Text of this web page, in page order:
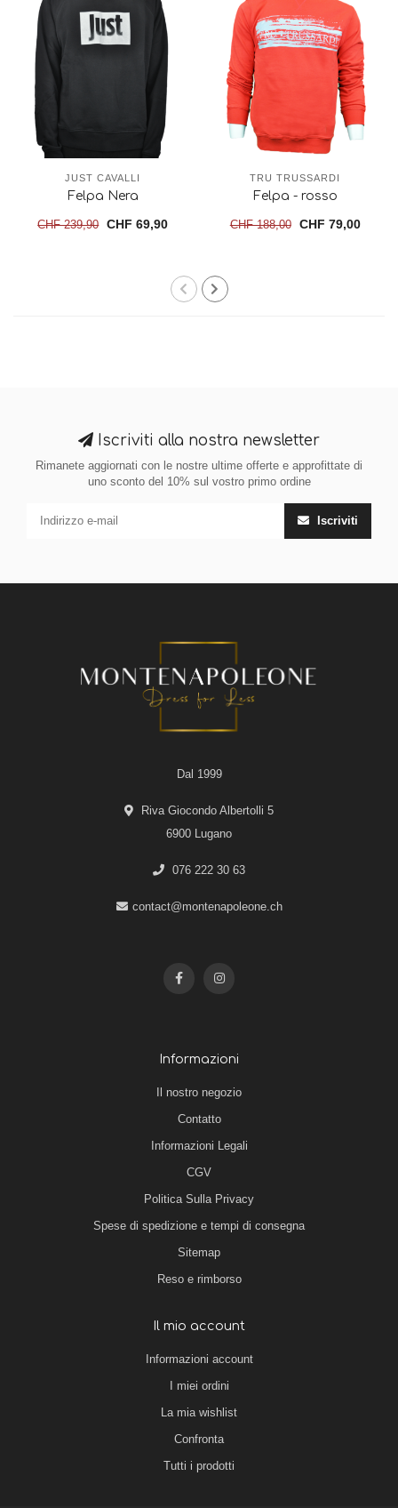
JUST CAVALLI
Felpa Nera
CHF 239,90 CHF 69,90
TRU TRUSSARDI
Felpa - rosso
CHF 188,00 CHF 79,00
Iscriviti alla nostra newsletter
Rimanete aggiornati con le nostre ultime offerte e approfittate di
uno sconto del 10% sul vostro primo ordine
Iscriviti
Dal 1999
Riva Giocondo Albertolli 5
6900 Lugano
076 222 30 63
contact@montenapoleone.ch
Informazioni
Il nostro negozio
Contatto
Informazioni Legali
CGV
Politica Sulla Privacy
Spese di spedizione e tempi di consegna
Sitemap
Reso e rimborso
Il mio account
Informazioni account
I miei ordini
La mia wishlist
Confronta
Tutti i prodotti